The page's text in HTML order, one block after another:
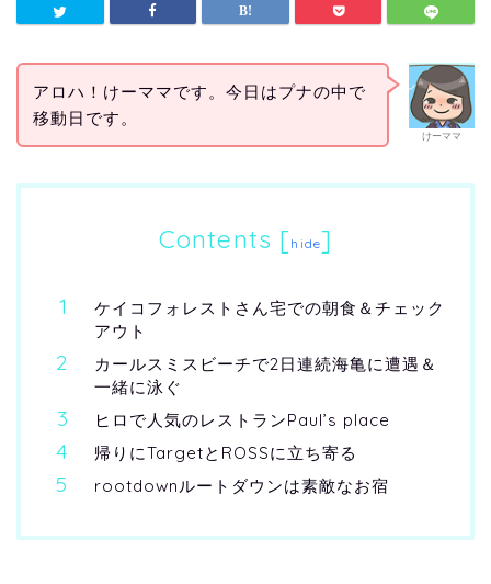
けーママ
アロハ！けーママです。今日はプナの中で
移動日です。
Contents [hide]
ケイコフォレストさん宅での朝食＆チェック
アウト
カールスミスビーチで2日連続海亀に遭遇＆
一緒に泳ぐ
ヒロで人気のレストランPaul’s place
帰りにTargetとROSSに立ち寄る
rootdownルートダウンは素敵なお宿